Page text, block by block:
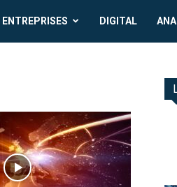
ENTREPRISES DIGITAL